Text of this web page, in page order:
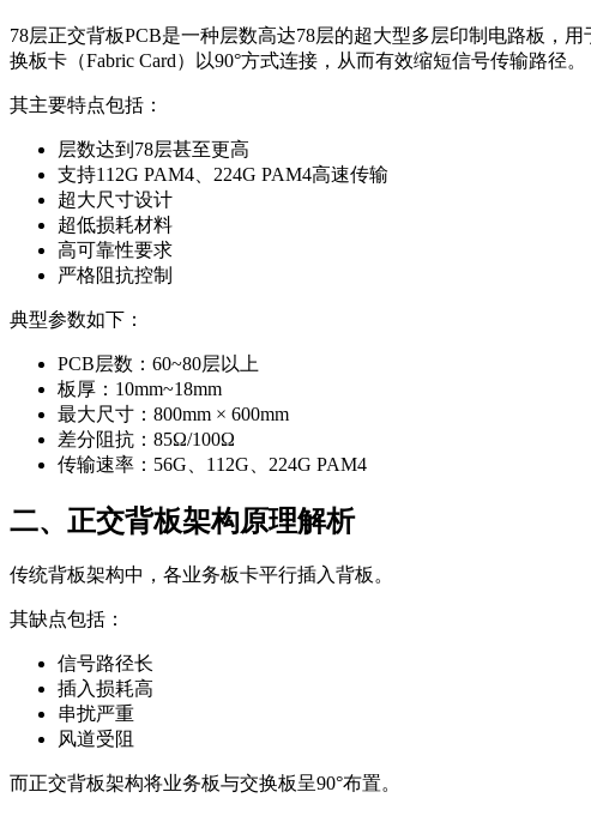
78层正交背板PCB是一种层数高达78层的超大型多层印制电路板，
换板卡（Fabric Card）以90°方式连接，从而有效缩短信号传输路径。
其主要特点包括：
层数达到78层甚至更高
支持112G PAM4、224G PAM4高速传输
超大尺寸设计
超低损耗材料
高可靠性要求
严格阻抗控制
典型参数如下：
PCB层数：60~80层以上
板厚：10mm~18mm
最大尺寸：800mm × 600mm
差分阻抗：85Ω/100Ω
传输速率：56G、112G、224G PAM4
二、正交背板架构原理解析
传统背板架构中，各业务板卡平行插入背板。
其缺点包括：
信号路径长
插入损耗高
串扰严重
风道受阻
而正交背板架构将业务板与交换板呈90°布置。